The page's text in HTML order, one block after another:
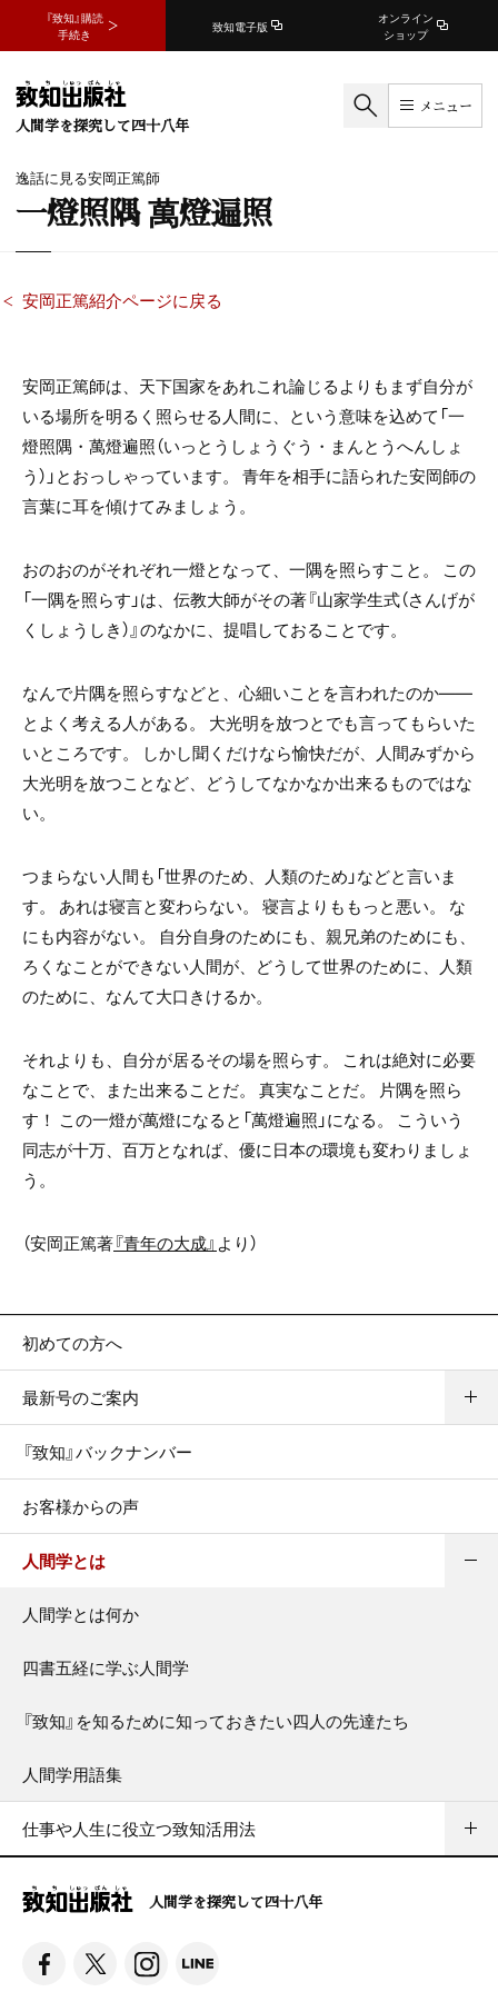
『致知』購読
手続き
致知電子版
オンライン
ショップ
人間学を探究して四十八年
メニュー
逸話に見る安岡正篤師
一燈照隅 萬燈遍照
安岡正篤紹介ページに戻る
安岡正篤師は、天下国家をあれこれ論じるよりもまず自分が
いる場所を明るく照らせる人間に、という意味を込めて「一
燈照隅・萬燈遍照（いっとうしょうぐう・まんとうへんしょ
う）」とおっしゃっています。 青年を相手に語られた安岡師の
言葉に耳を傾けてみましょう。
おのおのがそれぞれ一燈となって、一隅を照らすこと。 この
「一隅を照らす」は、伝教大師がその著『山家学生式（さんげが
くしょうしき）』のなかに、提唱しておることです。
なんで片隅を照らすなどと、心細いことを言われたのか――
とよく考える人がある。 大光明を放つとでも言ってもらいた
いところです。 しかし聞くだけなら愉快だが、人間みずから
大光明を放つことなど、どうしてなかなか出来るものではな
い。
つまらない人間も「世界のため、人類のため」などと言いま
す。 あれは寝言と変わらない。 寝言よりももっと悪い。 な
にも内容がない。 自分自身のためにも、親兄弟のためにも、
ろくなことができない人間が、どうして世界のために、人類
のために、なんて大口きけるか。
それよりも、自分が居るその場を照らす。 これは絶対に必要
なことで、また出来ることだ。 真実なことだ。 片隅を照ら
す！ この一燈が萬燈になると「萬燈遍照」になる。 こういう
同志が十万、百万となれば、優に日本の環境も変わりましょ
う。
（安岡正篤著『青年の大成』 より）
初めての方へ
最新号のご案内
『致知』バックナンバー
お客様からの声
人間学とは
人間学とは何か
四書五経に学ぶ人間学
『致知』を知るために知っておきたい四人の先達たち
人間学用語集
仕事や人生に役立つ致知活用法
人間学を探究して四十八年